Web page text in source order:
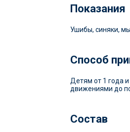
Показания
Ушибы, синяки,
Способ
Детям от 1 года
движениями до
Состав